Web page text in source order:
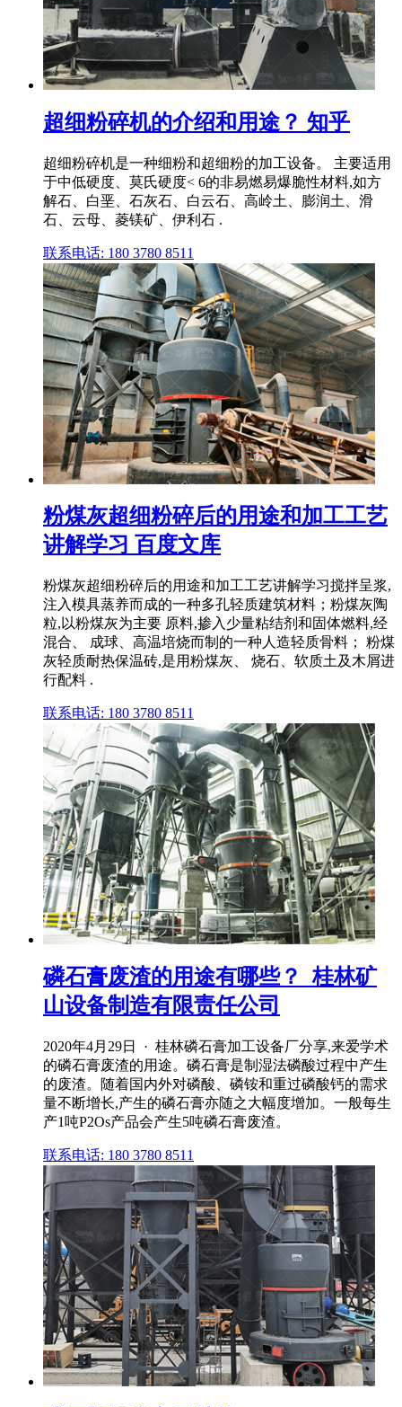
超细粉碎机的介绍和用途？ 知乎
超细粉碎机是一种细粉和超细粉的加工设备。 主要适用
于中低硬度、莫氏硬度< 6的非易燃易爆脆性材料,如方
解石、白垩、石灰石、白云石、高岭土、膨润土、滑
石、云母、菱镁矿、伊利石 .
联系电话: 180 3780 8511
粉煤灰超细粉碎后的用途和加工工艺
讲解学习 百度文库
粉煤灰超细粉碎后的用途和加工工艺讲解学习搅拌呈浆,
注入模具蒸养而成的一种多孔轻质建筑材料；粉煤灰陶
粒,以粉煤灰为主要 原料,掺入少量粘结剂和固体燃料,经
混合、 成球、高温培烧而制的一种人造轻质骨料； 粉煤
灰轻质耐热保温砖,是用粉煤灰、 烧石、软质土及木屑进
行配料 .
联系电话: 180 3780 8511
磷石膏废渣的用途有哪些？_桂林矿
山设备制造有限责任公司
2020年4月29日 · 桂林磷石膏加工设备厂分享,来爱学术
的磷石膏废渣的用途。磷石膏是制湿法磷酸过程中产生
的废渣。随着国内外对磷酸、磷铵和重过磷酸钙的需求
量不断增长,产生的磷石膏亦随之大幅度增加。一般每生
产1吨P2Os产品会产生5吨磷石膏废渣。
联系电话: 180 3780 8511